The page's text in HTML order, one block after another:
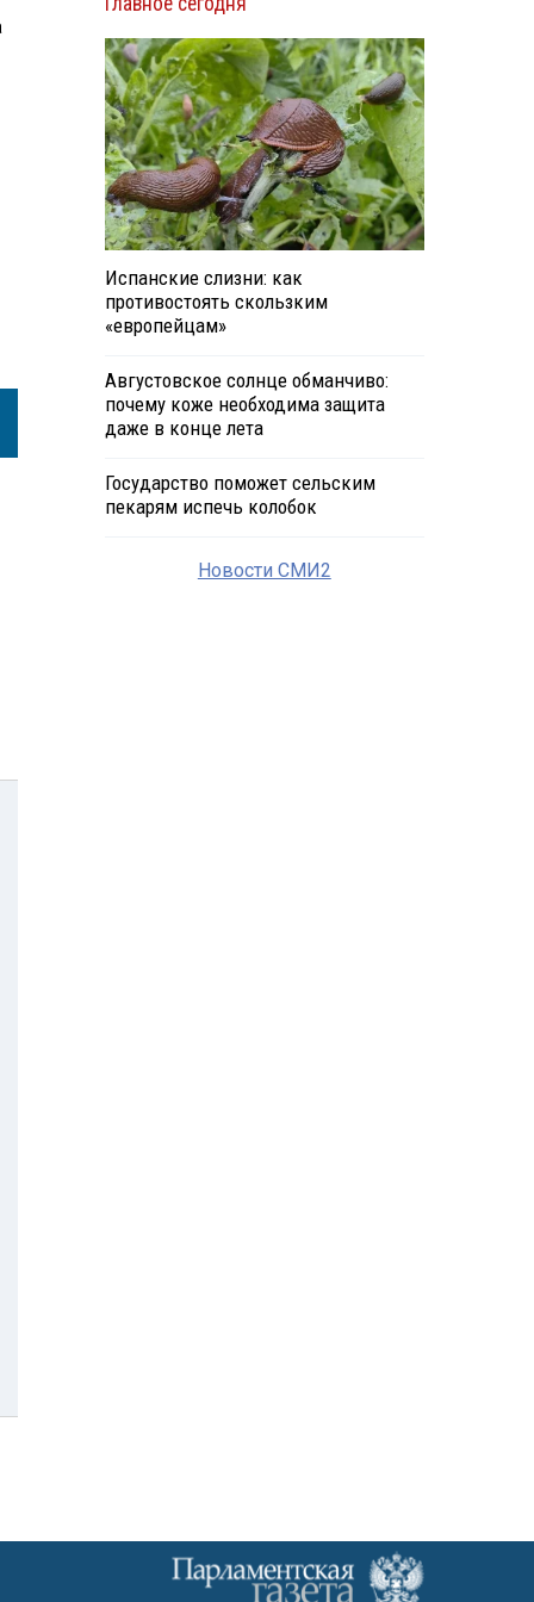
Испанские слизни: как
противостоять скользким
«европейцам»
Августовское солнце обманчиво:
почему коже необходима защита
даже в конце лета
Государство поможет сельским
пекарям испечь колобок
Новости СМИ2